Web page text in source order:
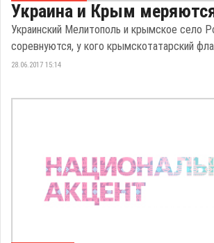
Украина и Крым
Украинский Мелитополь и крымское село
соревнуются, у кого крымскотатарский
28.06.2017 15:14